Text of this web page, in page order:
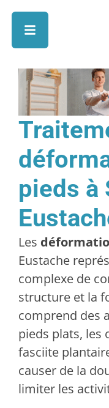
pieds à
Les
Eustache
complexe de
structure et la
comprend des
pieds plats, les
fasciite
causer de la
limiter les